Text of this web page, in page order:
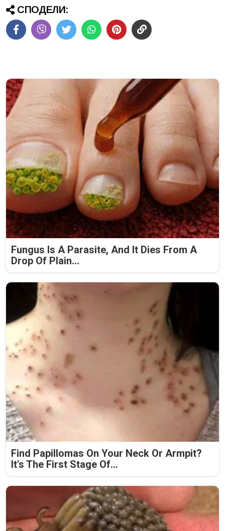
СПОДЕЛИ:
Fungus Is A Parasite, And It Dies From A
Drop Of Plain...
Find Papillomas On Your Neck Or Armpit?
It's The First Stage Of...